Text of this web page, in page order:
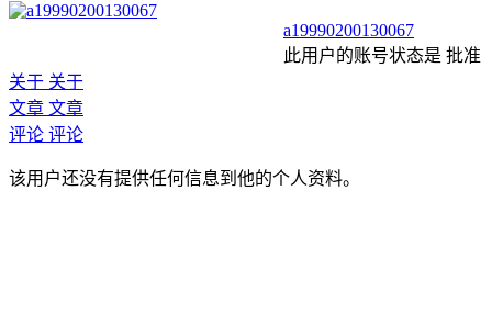
a19990200130067
此用户的账号状态是 批准
关于 关于
文章 文章
评论 评论
该用户还没有提供任何信息到他的个人资料。